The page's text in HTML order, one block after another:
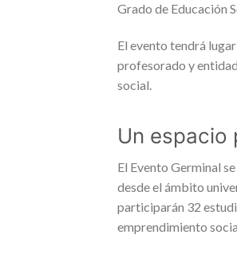
Grado de Educación
El evento tendrá
profesorado y
social.
Un espacio
El Evento Germinal
desde el ámbito
participarán 32
emprendimiento